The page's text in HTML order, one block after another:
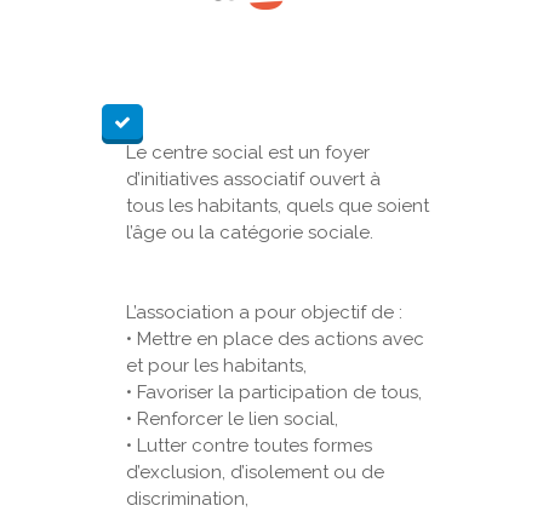
Le centre social est un foyer
d’initiatives associatif ouvert à
tous les habitants, quels que soient
l’âge ou la catégorie sociale.
L’association a pour objectif de :
• Mettre en place des actions avec
et pour les habitants,
• Favoriser la participation de tous,
• Renforcer le lien social,
• Lutter contre toutes formes
d’exclusion, d’isolement ou de
discrimination,